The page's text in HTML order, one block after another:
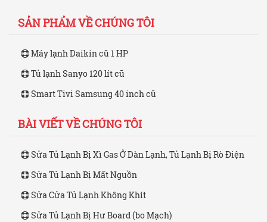
SẢN PHẨM VỀ CHÚNG TÔI
Máy lạnh Daikin cũ 1 HP
Tủ lạnh Sanyo 120 lít cũ
Smart Tivi Samsung 40 inch cũ
BÀI VIẾT VỀ CHÚNG TÔI
Sửa Tủ Lạnh Bị Xì Gas Ở Dàn Lạnh, Tủ Lạnh Bị Rò Điện
Sửa Tủ Lạnh Bị Mất Nguồn
Sửa Cửa Tủ Lạnh Không Khít
Sửa Tủ Lạnh Bị Hư Board (bo Mạch)